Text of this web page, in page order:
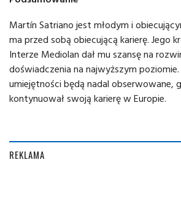
Martín Satriano jest młodym i
ma przed sobą obiecującą karierę. Jego
Interze Mediolan dał mu szansę na
doświadczenia na najwyższym
umiejętności będą nadal obserwowane,
kontynuował swoją karierę w Europie.
REKLAMA